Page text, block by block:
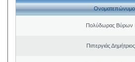
Ονοματεπώνυμο
Πολύδωρας Βύρων
Πιπεργιάς